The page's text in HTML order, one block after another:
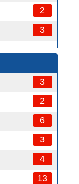
2
3
3
2
6
3
4
13